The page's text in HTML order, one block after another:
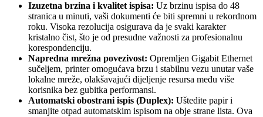
Izuzetna brzina i kvalitet ispisa: Uz brzinu ispisa do 48
stranica u minuti, vaši dokumenti će biti spremni u rekordnom
roku. Visoka rezolucija osigurava da je svaki karakter
kristalno čist, što je od presudne važnosti za profesionalnu
korespondenciju.
Napredna mrežna povezivost: Opremljen Gigabit Ethernet
sučeljem, printer omogućava brzu i stabilnu vezu unutar vaše
lokalne mreže, olakšavajući dijeljenje resursa među više
korisnika bez gubitka performansi.
Automatski obostrani ispis (Duplex): Uštedite papir i
smanjite otpad automatskim ispisom na obje strane lista. Ova